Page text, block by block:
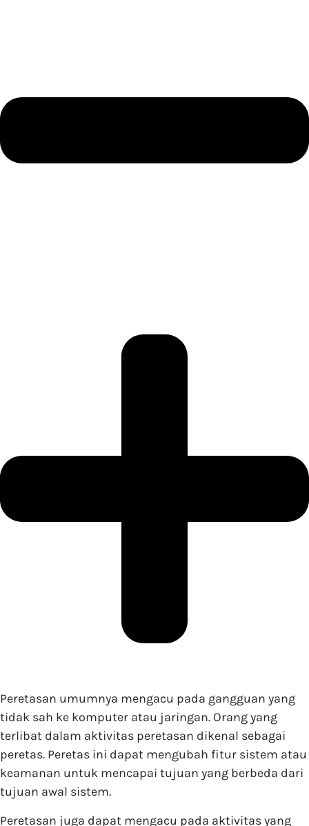
Peretasan umumnya mengacu pada gangguan yang
tidak sah ke komputer atau jaringan. Orang yang
terlibat dalam aktivitas peretasan dikenal sebagai
peretas. Peretas ini dapat mengubah fitur sistem atau
keamanan untuk mencapai tujuan yang berbeda dari
tujuan awal sistem.
Peretasan juga dapat mengacu pada aktivitas yang